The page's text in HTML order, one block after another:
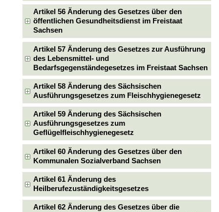
Artikel 56 Änderung des Gesetzes über den
öffentlichen Gesundheitsdienst im Freistaat
Sachsen
Artikel 57 Änderung des Gesetzes zur Ausführung
des Lebensmittel- und
Bedarfsgegenständegesetzes im Freistaat Sachsen
Artikel 58 Änderung des Sächsischen
Ausführungsgesetzes zum Fleischhygienegesetz
Artikel 59 Änderung des Sächsischen
Ausführungsgesetzes zum
Geflügelfleischhygienegesetz
Artikel 60 Änderung des Gesetzes über den
Kommunalen Sozialverband Sachsen
Artikel 61 Änderung des
Heilberufezuständigkeitsgesetzes
Artikel 62 Änderung des Gesetzes über die